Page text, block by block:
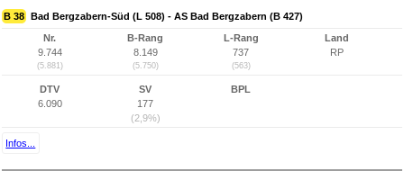
B 38 Bad Bergzabern-Süd (L 508) - AS Bad Bergzabern (B 427)
Nr.
9.744
(5.881)
B-Rang
8.149
(5.750)
L-Rang
737
(563)
Land
RP
DTV
6.090
SV
177
(2,9%)
BPL
Infos...